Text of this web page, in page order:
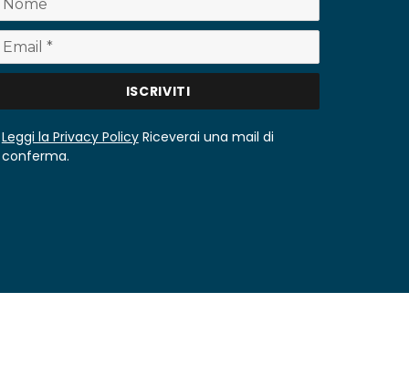
Leggi la Privacy PolicyRiceverai una mail di
conferma.